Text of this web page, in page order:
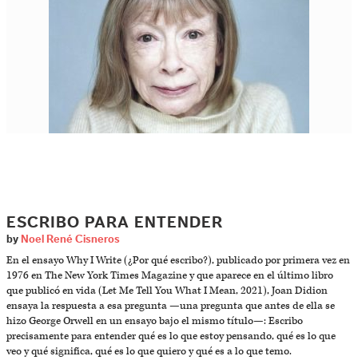
ESCRIBO PARA ENTENDER
by Noel René Cisneros
En el ensayo Why I Write (¿Por qué escribo?), publicado por primera vez en
1976 en The New York Times Magazine y que aparece en el último libro
que publicó en vida (Let Me Tell You What I Mean, 2021), Joan Didion
ensaya la respuesta a esa pregunta —una pregunta que antes de ella se
hizo George Orwell en un ensayo bajo el mismo título—: Escribo
precisamente para entender qué es lo que estoy pensando, qué es lo que
veo y qué significa, qué es lo que quiero y qué es a lo que temo.